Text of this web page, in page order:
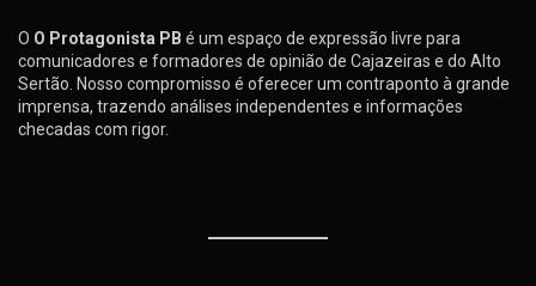
O O Protagonista PB é um espaço de expressão livre para
comunicadores e formadores de opinião de Cajazeiras e do Alto
Sertão. Nosso compromisso é oferecer um contraponto à grande
imprensa, trazendo análises independentes e informações
checadas com rigor.